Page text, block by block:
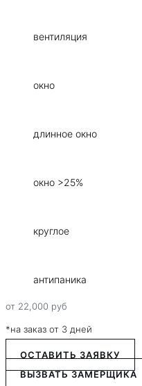
вентиляция
окно
длинное окно
окно >25%
круглое
антипаника
от 22,000 руб
*на заказ от 3 дней
ОСТАВИТЬ ЗАЯВКУ
ВЫЗВАТЬ ЗАМЕРЩИКА